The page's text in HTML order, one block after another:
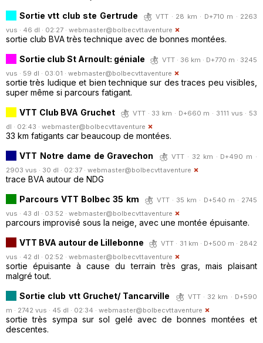
Sortie vtt club ste Gertrude
VTT · 28 km · D+710 m · 2263
vus · 46 dl · 02:27 · webmaster@bolbecvttaventure
sortie club BVA très technique avec de bonnes montées.
Sortie club St Arnoult: géniale
VTT · 36 km · D+770 m · 3245
vus · 59 dl · 03:01 · webmaster@bolbecvttaventure
sortie très ludique et bien technique sur des traces peu visibles,
super même si parcours fatigant.
VTT Club BVA Gruchet
VTT · 33 km · D+660 m · 3111 vus · 53
dl · 02:43 · webmaster@bolbecvttaventure
33 km fatigants car beaucoup de montées.
VTT Notre dame de Gravechon
VTT · 32 km · D+490 m ·
2903 vus · 30 dl · 02:37 · webmaster@bolbecvttaventure
trace BVA autour de NDG
Parcours VTT Bolbec 35 km
VTT · 35 km · D+540 m · 2745
vus · 43 dl · 03:52 · webmaster@bolbecvttaventure
parcours improvisé sous la neige, avec une montée épuisante.
VTT BVA autour de Lillebonne
VTT · 31 km · D+500 m · 2842
vus · 42 dl · 02:52 · webmaster@bolbecvttaventure
sortie épuisante à cause du terrain très gras, mais plaisant
malgré tout.
Sortie club vtt Gruchet/ Tancarville
VTT · 32 km · D+590
m · 2742 vus · 45 dl · 02:34 · webmaster@bolbecvttaventure
sortie très sympa sur sol gelé avec de bonnes montées et
descentes.